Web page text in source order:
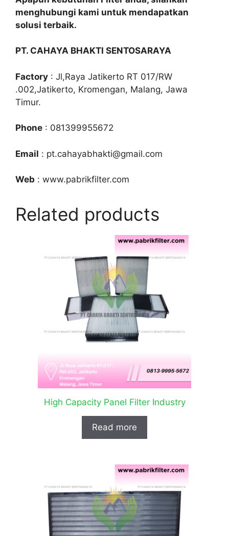
menghubungi kami untuk mendapatkan
solusi terbaik.
PT. CAHAYA BHAKTI SENTOSARAYA
Factory : Jl,Raya Jatikerto RT 017/RW
.002,Jatikerto, Kromengan, Malang, Jawa
Timur.
Phone : 081399955672
Email : pt.cahayabhakti@gmail.com
Web : www.pabrikfilter.com
Related products
High Capacity Panel Filter Industry
Read more